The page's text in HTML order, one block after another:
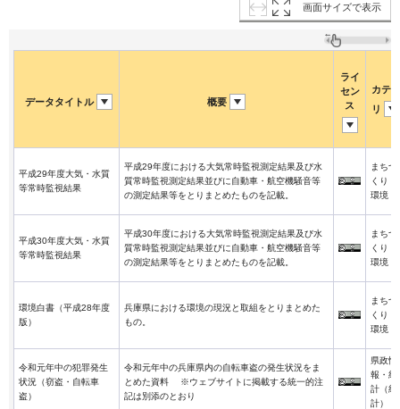
画面サイズで表示
データタイトル 概要
ライ
セン
ス
カテゴ
リ
平成29年度大気・水質
等常時監視結果
平成29年度における大気常時監視測定結果及び水
質常時監視測定結果並びに自動車・航空機騒音等
の測定結果等をとりまとめたものを記載。
まちづ
くり・
環境
平成30年度大気・水質
等常時監視結果
平成30年度における大気常時監視測定結果及び水
質常時監視測定結果並びに自動車・航空機騒音等
の測定結果等をとりまとめたものを記載。
まちづ
くり・
環境
環境白書（平成28年度
版）
兵庫県における環境の現況と取組をとりまとめた
もの。
まちづ
くり・
環境
令和元年中の犯罪発生
状況（窃盗・自転車
盗）
令和元年中の兵庫県内の自転車盗の発生状況をま
とめた資料 ※ウェブサイトに掲載する統一的注
記は別添のとおり
県政情
報・統
計（統
計）